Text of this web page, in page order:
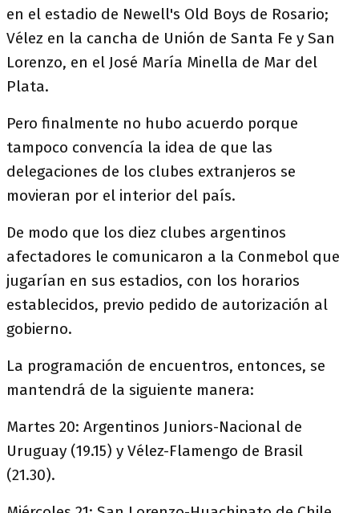
en el estadio de Newell's Old Boys de Rosario;
Vélez en la cancha de Unión de Santa Fe y San
Lorenzo, en el José María Minella de Mar del
Plata.
Pero finalmente no hubo acuerdo porque
tampoco convencía la idea de que las
delegaciones de los clubes extranjeros se
movieran por el interior del país.
De modo que los diez clubes argentinos
afectadores le comunicaron a la Conmebol que
jugarían en sus estadios, con los horarios
establecidos, previo pedido de autorización al
gobierno.
La programación de encuentros, entonces, se
mantendrá de la siguiente manera:
Martes 20: Argentinos Juniors-Nacional de
Uruguay (19.15) y Vélez-Flamengo de Brasil
(21.30).